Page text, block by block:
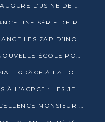
DÉNIS SASSOU N’GUESSO INAUGURE L’USINE DE VALORISATION DU GAZ ASSOCIÉ
DENIS SASSOU-N’GUESSO LANCE UNE SÉRIE DE PROJETS DANS LE KOUILOU
AGRICULTURE : LE CONGO LANCE LES ZAP D’INONI ET YONO
BE GREEN ACADEMY : UNE NOUVELLE ÉCOLE POUR LES MÉTIERS DE L’ÉCOLOGIE À POINTE-NOIRE
L’ÉCOLE PIERRE NZOKO RENAIT GRÂCE À LA FONDATION MUCODEC
JOURNÉE PORTES OUVERTES À L’ACPCE : LES JEUNES EN IMMERSION DANS L’ENTREPRISE
LETTRE OUVERTE A SON EXCELLENCE MONSIEUR DENIS SASSOU NGUESSO, PRESIDENT DE LAREPUBLIQUE DU CONGO